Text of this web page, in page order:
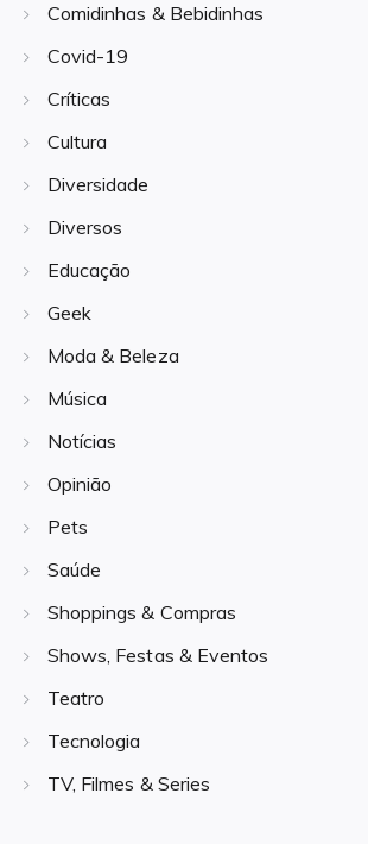
Comidinhas & Bebidinhas
Covid-19
Críticas
Cultura
Diversidade
Diversos
Educação
Geek
Moda & Beleza
Música
Notícias
Opinião
Pets
Saúde
Shoppings & Compras
Shows, Festas & Eventos
Teatro
Tecnologia
TV, Filmes & Series